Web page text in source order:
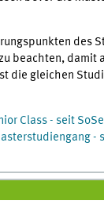
des
beachten, damit
die gleichen
Class - seit
-